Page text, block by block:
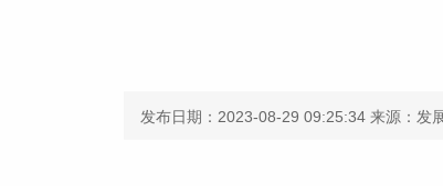
发布日期：2023-08-29 09:25:34 来源：发